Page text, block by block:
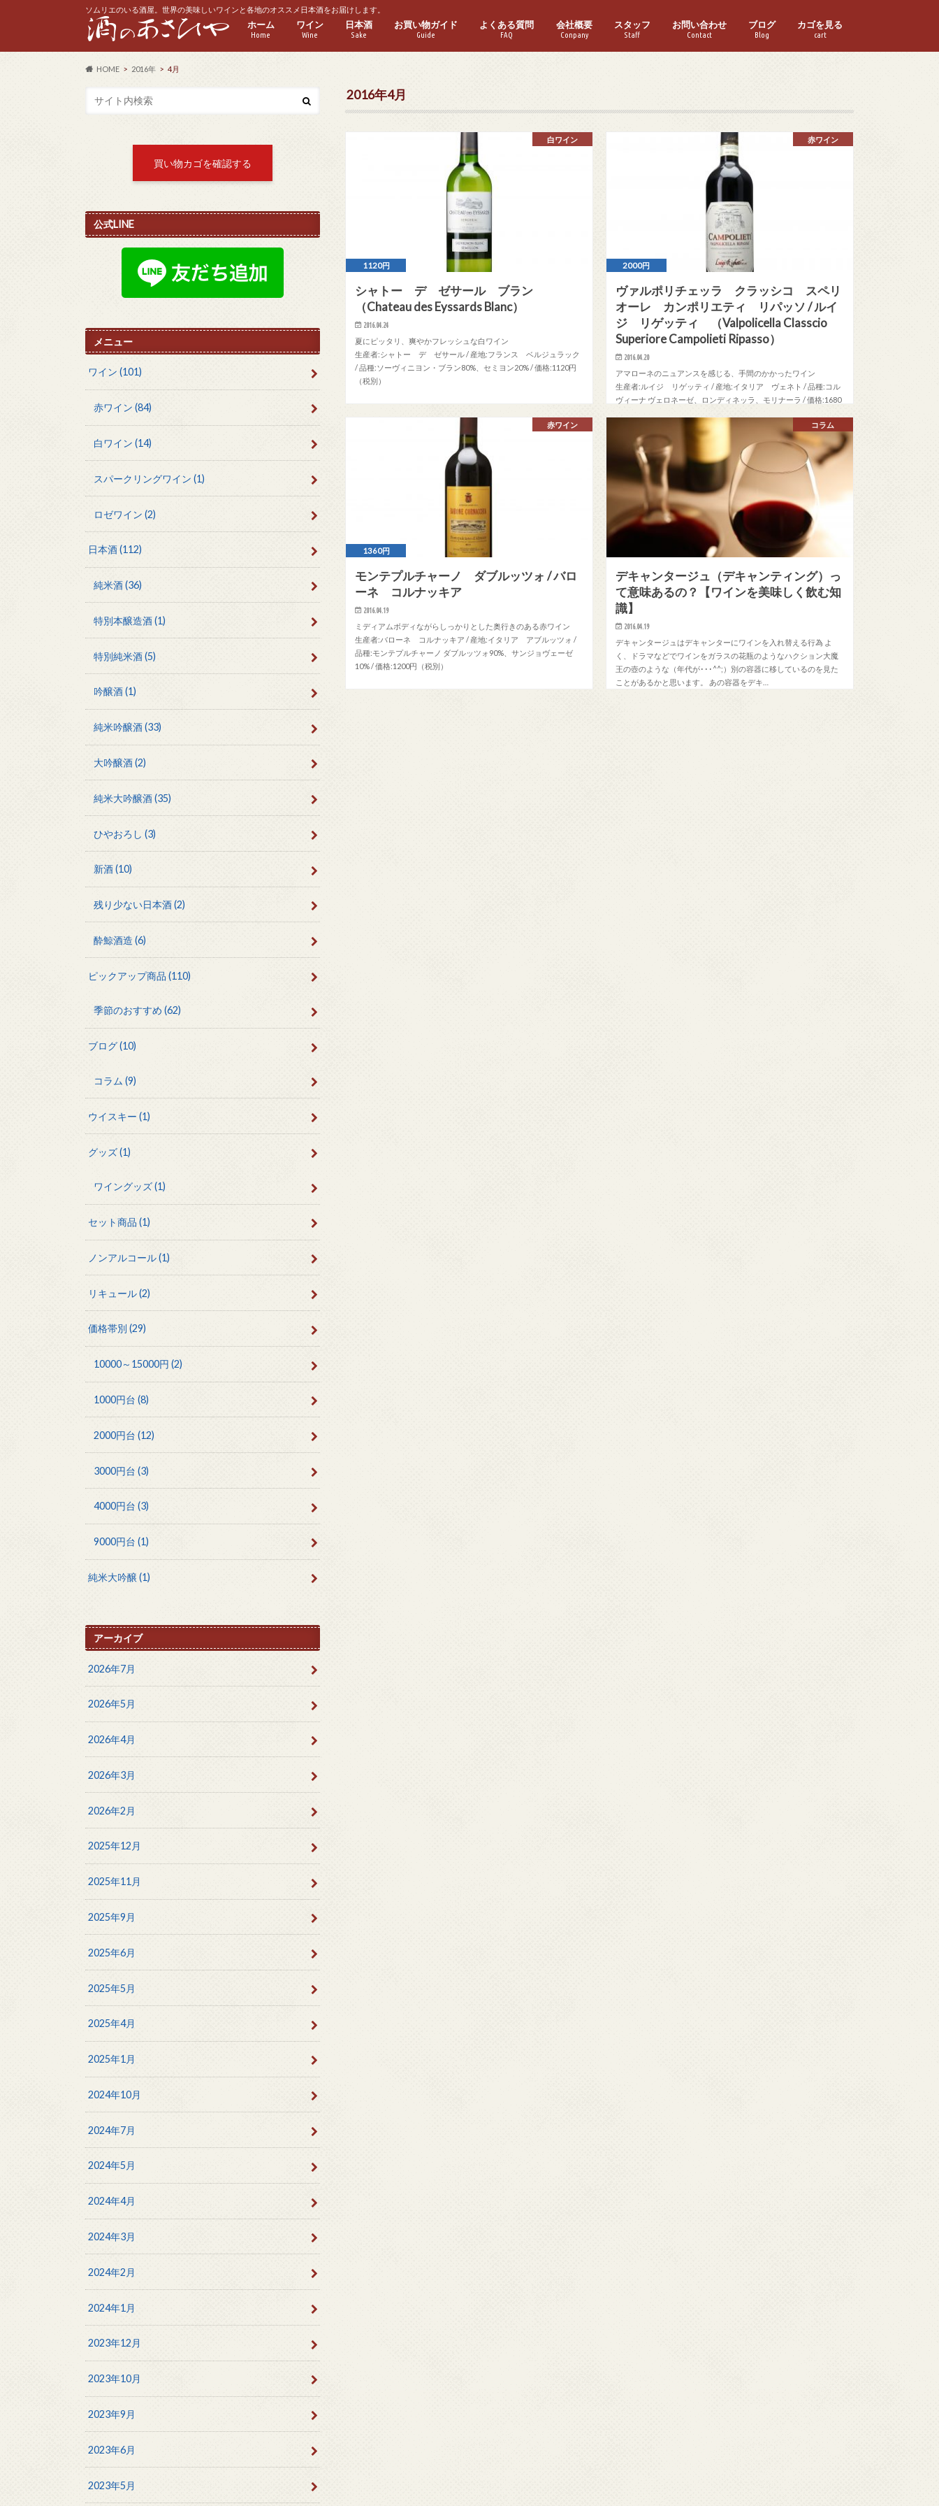
ソムリエのいる酒屋。世界の美味しいワインと各地のオススメ日本酒をお届けします。
ホーム
Home
ワイン
Wine
日本酒
Sake
お買い物ガイド
Guide
よくある質問
FAQ
会社概要
Conpany
スタッフ
Staff
お問い合わせ
Contact
ブログ
Blog
カゴを見る
cart
HOME 2016年 4月
2016年4月
白ワイン
1120円
シャトー デ ゼサール ブラン
（Chateau des Eyssards Blanc）
2016.04.24
夏にピッタリ、爽やかフレッシュな白ワイン
生産者:シャトー デ ゼサール / 産地:フランス ベルジュラック
/ 品種:ソーヴィニヨン・ブラン80%、セミヨン20% / 価格:1120円
（税別）
赤ワイン
2000円
ヴァルポリチェッラ クラッシコ スペリ
オーレ カンポリエティ リパッソ / ルイ
ジ リゲッティ （Valpolicella Classcio
Superiore Campolieti Ripasso）
2016.04.20
アマローネのニュアンスを感じる、手間のかかったワイン
生産者:ルイジ リゲッティ / 産地:イタリア ヴェネト / 品種:コル
ヴィーナ ヴェロネーゼ、ロンディネッラ、モリナーラ / 価格:1680
赤ワイン
1360円
モンテプルチャーノ ダブルッツォ / バロ
ーネ コルナッキア
2016.04.19
ミディアムボディながらしっかりとした奥行きのある赤ワイン
生産者:バローネ コルナッキア / 産地:イタリア アブルッツォ /
品種:モンテプルチャーノ ダブルッツォ90%、サンジョヴェーゼ
10% / 価格:1200円（税別）
コラム
デキャンタージュ（デキャンティング）っ
て意味あるの？【ワインを美味しく飲む知
識】
2016.04.19
デキャンタージュはデキャンターにワインを入れ替える行為 よ
く、ドラマなどでワインをガラスの花瓶のようなハクション大魔
王の壺のような（年代が･･･^^;）別の容器に移しているのを見た
ことがあるかと思います。 あの容器をデキ…
買い物カゴを確認する
公式LINE
メニュー
ワイン(101)
赤ワイン (84)
白ワイン (14)
スパークリングワイン (1)
ロゼワイン (2)
日本酒(112)
純米酒(36)
特別本醸造酒(1)
特別純米酒(5)
吟醸酒(1)
純米吟醸酒(33)
大吟醸酒(2)
純米大吟醸酒(35)
ひやおろし (3)
新酒(10)
残り少ない日本酒(2)
酔鯨酒造 (6)
ピックアップ商品(110)
季節のおすすめ (62)
ブログ(10)
コラム (9)
ウイスキー(1)
グッズ(1)
ワイングッズ(1)
セット商品(1)
ノンアルコール(1)
リキュール(2)
価格帯別(29)
10000～15000円 (2)
1000円台 (8)
2000円台 (12)
3000円台 (3)
4000円台 (3)
9000円台 (1)
純米大吟醸(1)
アーカイブ
2026年7月
2026年5月
2026年4月
2026年3月
2026年2月
2025年12月
2025年11月
2025年9月
2025年6月
2025年5月
2025年4月
2025年1月
2024年10月
2024年7月
2024年5月
2024年4月
2024年3月
2024年2月
2024年1月
2023年12月
2023年10月
2023年9月
2023年6月
2023年5月